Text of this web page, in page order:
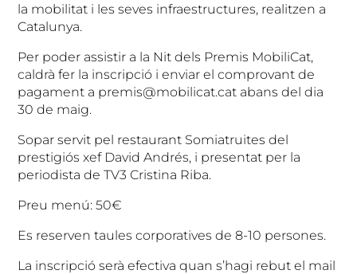
la mobilitat i les seves infraestructures, realitzen a
Catalunya.
Per poder assistir a la Nit dels Premis MobiliCat,
caldrà fer la inscripció i enviar el comprovant de
pagament a premis@mobilicat.cat abans del dia
30 de maig.
Sopar servit pel restaurant Somiatruites del
prestigiós xef David Andrés, i presentat per la
periodista de TV3 Cristina Riba.
Preu menú: 50€
Es reserven taules corporatives de 8-10 persones.
La inscripció serà efectiva quan s’hagi rebut el mail